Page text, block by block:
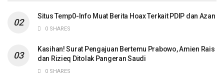
Situs Temp0-Info Muat Berita Hoax Terkait PDIP dan Azan
0 SHARES
Kasihan! Surat Pengajuan Bertemu Prabowo, Amien Rais
dan Rizieq Ditolak Pangeran Saudi
0 SHARES